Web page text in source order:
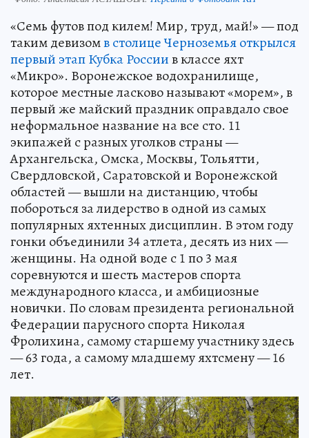
«Семь футов под килем! Мир, труд, май!» — под
таким девизомв столице Черноземья открылся
первый этап Кубка Россиив классе яхт
«Микро». Воронежское водохранилище,
которое местные ласково называют «морем», в
первый же майский праздник оправдало свое
неформальное название на все сто. 11
экипажей с разных уголков страны —
Архангельска, Омска, Москвы, Тольятти,
Свердловской, Саратовской и Воронежской
областей — вышли на дистанцию, чтобы
побороться за лидерство в одной из самых
популярных яхтенных дисциплин. В этом году
гонки объединили 34 атлета, десять из них —
женщины. На одной воде с 1 по 3 мая
соревнуются и шесть мастеров спорта
международного класса, и амбициозные
новички. По словам президента региональной
Федерации парусного спорта Николая
Фролихина, самому старшему участнику здесь
— 63 года, а самому младшему яхтсмену — 16
лет.